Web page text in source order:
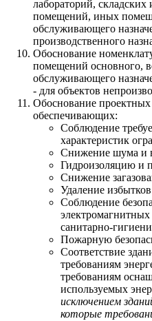
лабораторий,
помещений, иных
обслуживающего
производственного
Обоснование
помещений основного,
обслуживающего
- для объектов
Обоснование
обеспечивающих:
Cоблюдение
характеристик
Cнижение шума и
Гидроизоляцию и
Снижение
Удаление
Соблюдение
санитарно-
Пожарную
Соответствие
требованиям
требованиям
используемых
исключением
которые